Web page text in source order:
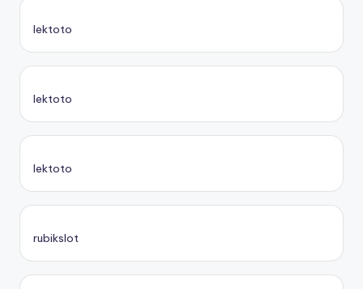
lektoto
lektoto
lektoto
rubikslot